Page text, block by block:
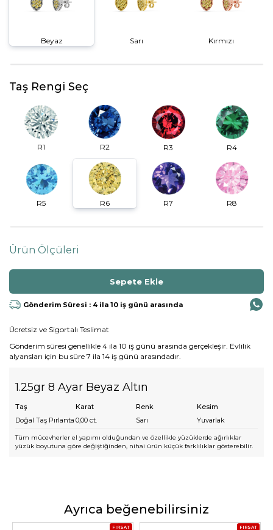
Beyaz Sarı Kırmızı
Taş Rengi Seç
R1 R2 R3 R4
R5 R6 R7 R8
Ürün Ölçüleri
Gönderim Süresi : 4 ila 10 iş günü arasında
Ücretsiz ve Sigortalı Teslimat
Gönderim süresi genellikle 4 ila 10 iş günü arasında gerçekleşir. Evlilik
alyansları için bu süre 7 ila 14 iş günü arasındadır.
1.25gr 8 Ayar Beyaz Altın
Taş Karat Renk
Kesim
Doğal Taş Pırlanta 0,00 ct. Sarı Yuvarlak
Tüm mücevherler el yapımı olduğundan ve özellikle yüzüklerde ağırlıklar
yüzük boyutuna göre değiştiğinden, nihai ürün küçük farklılıklar gösterebilir.
Ayrıca beğenebilirsiniz
FIRSAT FIRSAT